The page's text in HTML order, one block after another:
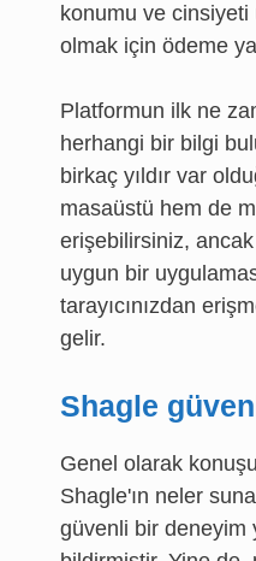
konumu ve
olmak için ödeme
Platformun ilk ne
herhangi bir bilgi
birkaç yıldır var
masaüstü hem de
erişebilirsiniz, ancak
uygun bir
tarayıcınızdan
gelir.
Shagle
Genel olarak
Shagle'ın neler
güvenli bir deneyim